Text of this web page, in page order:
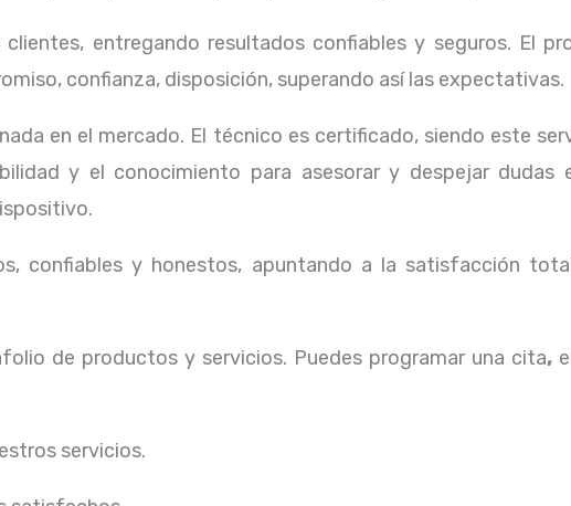
entregando resultados confiables y seguros. El
confianza, disposición, superando así las expectativas.
en el mercado. El técnico es certificado, siendo este
y el conocimiento para asesorar y despejar
confiables y honestos, apuntando a la satisfacción
de productos y servicios. Puedes programar una cita,
servicios.